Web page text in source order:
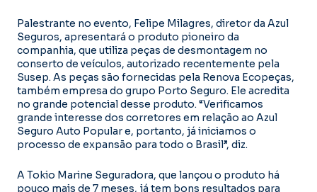
Palestrante no evento, Felipe Milagres, diretor da Azul
Seguros, apresentará o produto pioneiro da
companhia, que utiliza peças de desmontagem no
conserto de veículos, autorizado recentemente pela
Susep. As peças são fornecidas pela Renova Ecopeças,
também empresa do grupo Porto Seguro. Ele acredita
no grande potencial desse produto. “Verificamos
grande interesse dos corretores em relação ao Azul
Seguro Auto Popular e, portanto, já iniciamos o
processo de expansão para todo o Brasil”, diz.
A Tokio Marine Seguradora, que lançou o produto há
pouco mais de 7 meses, já tem bons resultados para